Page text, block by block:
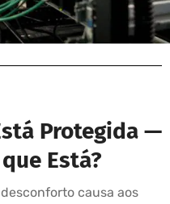
Protegida —
Está?
causa aos